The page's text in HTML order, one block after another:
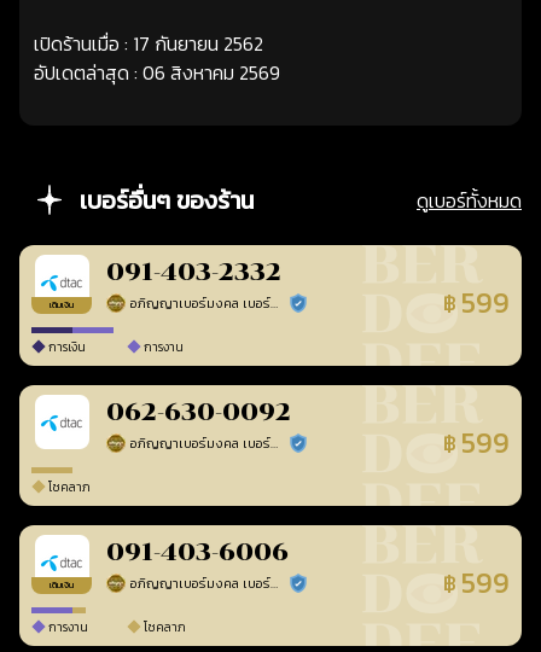
เปิดร้านเมื่อ : 17 กันยายน 2562
อัปเดตล่าสุด : 06 สิงหาคม 2569
เบอร์อื่นๆ ของร้าน ดูเบอร์ทั้งหมด
เติมเงิน
091-403-2332
อภิญญาเบอร์มงคล เบอร์สวยเลขศาสตร์ ร้านยืนยันแล้ว ฿ 599
การเงิน การงาน
062-630-0092
อภิญญาเบอร์มงคล เบอร์สวยเลขศาสตร์ ร้านยืนยันแล้ว ฿ 599
โชคลาภ
เติมเงิน
091-403-6006
อภิญญาเบอร์มงคล เบอร์สวยเลขศาสตร์ ร้านยืนยันแล้ว ฿ 599
การงาน โชคลาภ